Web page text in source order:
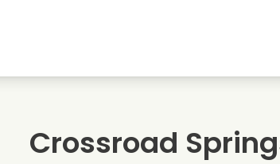
Date films
Romantische series
Bruiloft
Crossroad